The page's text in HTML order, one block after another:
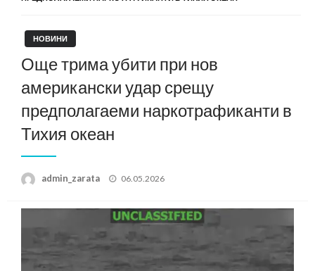
НОВИНИ
Още трима убити при нов
американски удар срещу
предполагаеми наркотрафиканти в
Тихия океан
admin_zarata
Posted
06.05.2026